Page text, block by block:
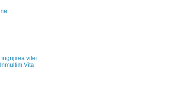
ingrijirea vitei
Vita